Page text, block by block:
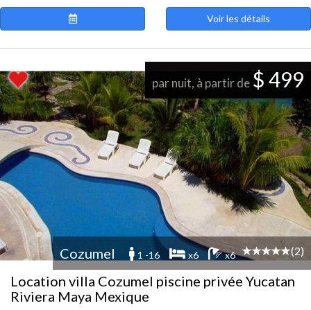
Voir les détails
par nuit, à partir de $ 499
Cozumel 1 -16 x6 x6 (2)
Location villa Cozumel piscine privée Yucatan
Riviera Maya Mexique